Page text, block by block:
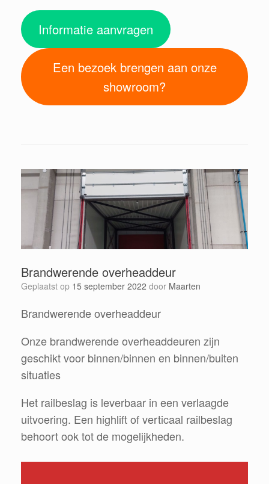
Informatie aanvragen
Een bezoek brengen aan onze
showroom?
Brandwerende overheaddeur
Geplaatst op 15 september 2022 door Maarten
Brandwerende overheaddeur
Onze brandwerende overheaddeuren zijn
geschikt voor binnen/binnen en binnen/buiten
situaties
Het railbeslag is leverbaar in een verlaagde
uitvoering. Een highlift of verticaal railbeslag
behoort ook tot de mogelijkheden.